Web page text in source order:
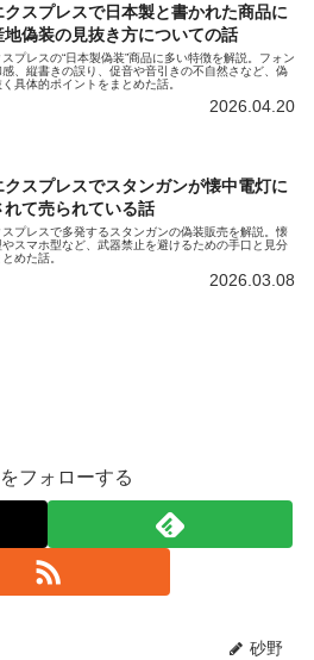
クスプレスで日本製と書かれた商品に
地偽装の見抜き方についての話
プレスの“日本製偽装”商品に多い特徴を解説。フォン
感、縦書きの誤り、促音や音引きの不自然さなど、偽
具体的ポイントをまとめた話。
2026.04.20
クスプレスでスタンガンが懐中電灯に
れて売られている話
スプレスで多発するスタンガンの偽装販売を解説。懐
スマホ型など、武器禁止を避けるための手口と見分
めた話。
2026.03.08
フォローする
砂野